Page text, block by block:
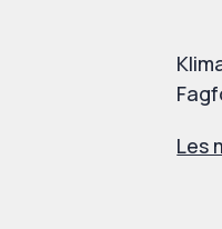
Les